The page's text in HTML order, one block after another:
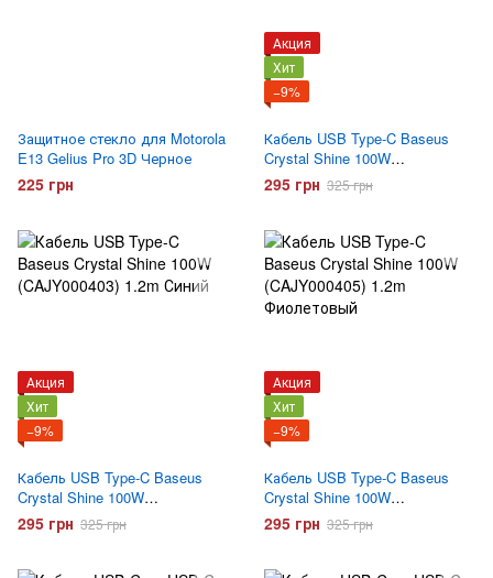
Защитное стекло для Motorola
E13 Gelius Pro 3D Черное
225 грн
Акция
Хит
−9%
Кабель USB Type-C Baseus
Crystal Shine 100W
(CAJY000401) 1.2m Черный
295 грн 325 грн
Акция
Хит
−9%
Кабель USB Type-C Baseus
Crystal Shine 100W
(CAJY000403) 1.2m Синий
295 грн 325 грн
Акция
Хит
−9%
Кабель USB Type-C Baseus
Crystal Shine 100W
(CAJY000405) 1.2m
Фиолетовый
295 грн 325 грн